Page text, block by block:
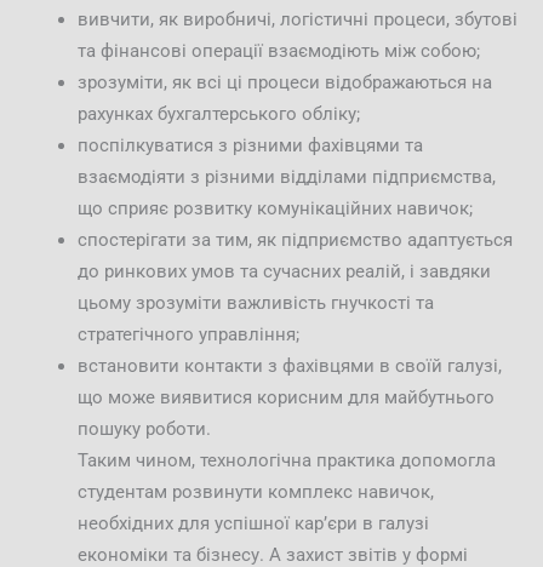
вивчити, як виробничі, логістичні процеси, збутові
та фінансові операції взаємодіють між собою;
зрозуміти, як всі ці процеси відображаються на
рахунках бухгалтерського обліку;
поспілкуватися з різними фахівцями та
взаємодіяти з різними відділами підприємства,
що сприяє розвитку комунікаційних навичок;
спостерігати за тим, як підприємство адаптується
до ринкових умов та сучасних реалій, і завдяки
цьому зрозуміти важливість гнучкості та
стратегічного управління;
встановити контакти з фахівцями в своїй галузі,
що може виявитися корисним для майбутнього
пошуку роботи.
Таким чином, технологічна практика допомогла
студентам розвинути комплекс навичок,
необхідних для успішної кар’єри в галузі
економіки та бізнесу. А захист звітів у формі